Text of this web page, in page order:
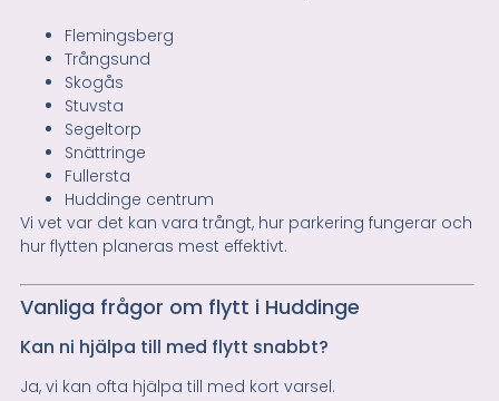
Flemingsberg
Trångsund
Skogås
Stuvsta
Segeltorp
Snättringe
Fullersta
Huddinge centrum
Vi vet var det kan vara trångt, hur parkering fungerar och
hur flytten planeras mest effektivt.
Vanliga frågor om flytt i Huddinge
Kan ni hjälpa till med flytt snabbt?
Ja, vi kan ofta hjälpa till med kort varsel.